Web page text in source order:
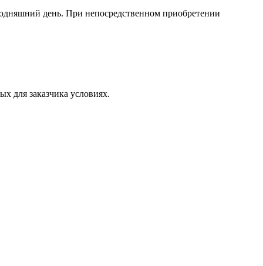
день. При непосредственном приобретении
для заказчика условиях.